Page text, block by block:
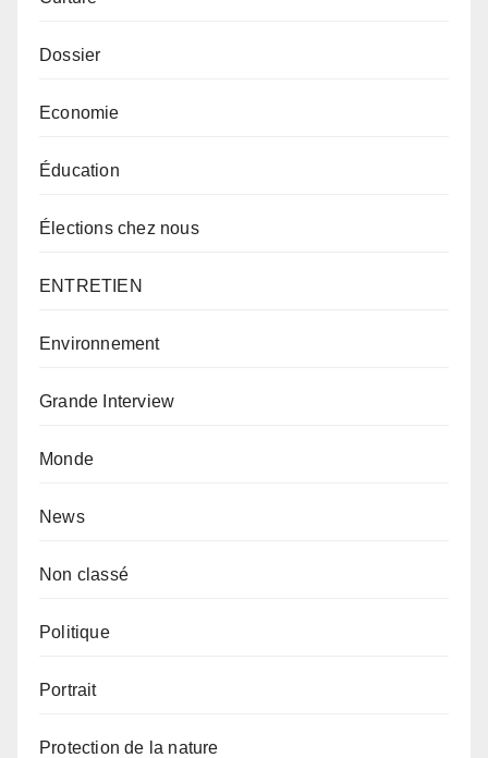
Dossier
Economie
Éducation
Élections chez nous
ENTRETIEN
Environnement
Grande Interview
Monde
News
Non classé
Politique
Portrait
Protection de la nature